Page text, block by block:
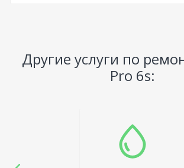
Другие услуги по
Pro 6s: